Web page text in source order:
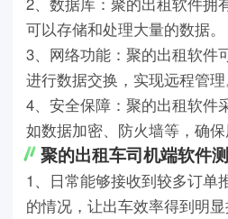
可以存储和处理大量的数据。
3、网络功能：聚的出租软件
进行数据交换，实现远程管理
4、安全保障：聚的出租软件
如数据加密、防火墙等，确保
聚的出租车司机端软件
1、日常能够接收到较多订单
的情况，让出车效率得到明显